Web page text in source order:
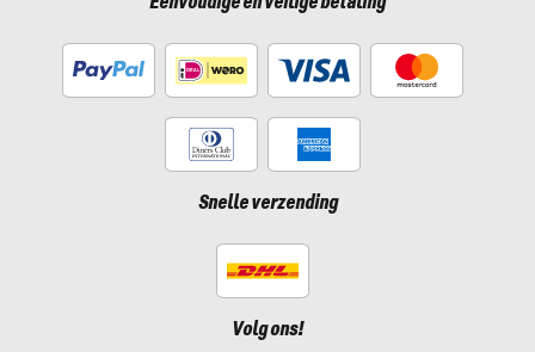
Snelle verzending
Volg ons!